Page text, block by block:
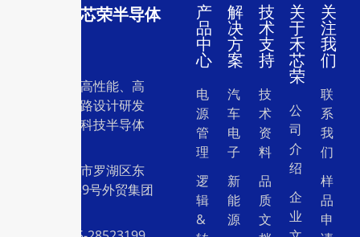
深圳市禾芯荣半导体
一家专注于高性能、高
质量集成电路设计研发
和销售的高科技半导体
地址：深圳市罗湖区东
门中兴路239号外贸集团
产
品
中
心
电
源
管
理
逻
辑
&
解
决
方
案
汽
车
电
子
新
能
源
技
术
支
持
技
术
资
料
品
质
文
关
于
禾
芯
荣
公
司
介
绍
企
业
关
注
我
们
联
系
我
们
样
品
申